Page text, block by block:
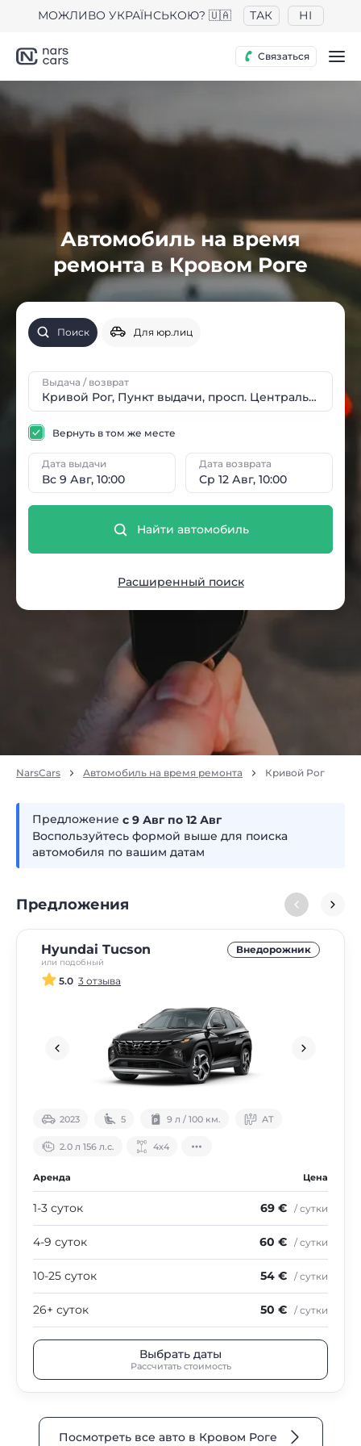
МОЖЛИВО УКРАЇНСЬКОЮ? 🇺🇦 ТАК НІ
Связаться
Автомобиль на время
ремонта в Кровом Роге
Поиск Для юр.лиц
Выдача / возврат
Вс 9 Авг, 10:00
Дата выдачи
Ср 12 Авг, 10:00
Дата возврата
Вернуть в том же месте
Найти автомобиль
Расширенный поиск
NarsCars Автомобиль на время ремонта Кривой Рог
Предложение с 9 авг по 12
авг
Воспользуйтесь формой выше для поиска
автомобиля по вашим датам
Предложения
Hyundai Tucson
или подобный
Внедорожник
5.0 3 отзыва
2023 5 9 л / 100 км. АТ
2.0 л 156 л.с. 4х4
Аренда Цена
1-3 суток 69 € / сутки
4-9 суток 60 € / сутки
10-25 суток 54 € / сутки
26+ суток 50 € / сутки
Выбрать даты
Рассчитать стоимость
Посмотреть все авто в Кровом Роге